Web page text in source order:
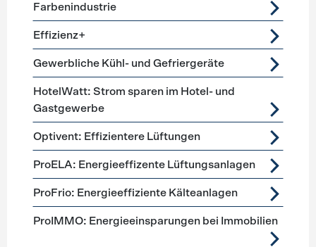
Farbenindustrie
Effizienz+
Gewerbliche Kühl- und Gefriergeräte
HotelWatt: Strom sparen im Hotel- und
Gastgewerbe
Optivent: Effizientere Lüftungen
ProELA: Energieeffizente Lüftungsanlagen
ProFrio: Energieeffiziente Kälteanlagen
ProIMMO: Energieeinsparungen bei Immobilien